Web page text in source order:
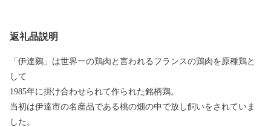
返礼品説明
「伊達鷄」は世界一の鶏肉と言われるフランスの鶏肉を原種鶏と
して
1985年に掛け合わせられて作られた銘柄鶏。
当初は伊達市の名産品である桃の畑の中で放し飼いをされていま
した。